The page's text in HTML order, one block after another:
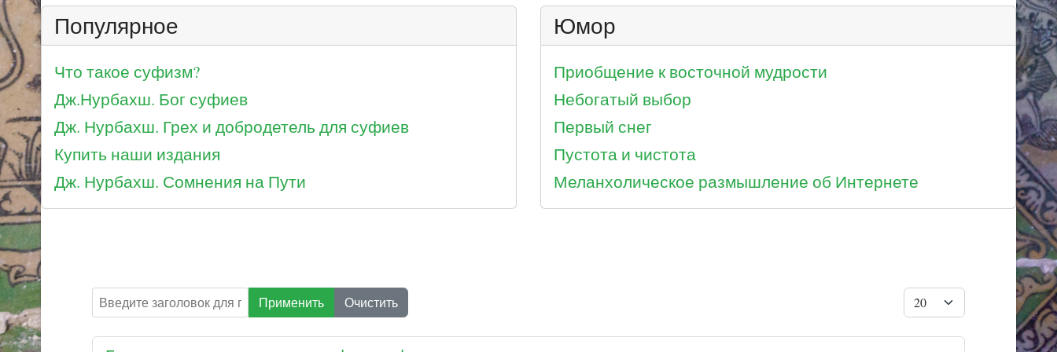
Популярное
Что такое суфизм?
Дж.Нурбахш. Бог суфиев
Дж. Нурбахш. Грех и добродетель для суфиев
Купить наши издания
Дж. Нурбахш. Сомнения на Пути
Юмор
Приобщение к восточной мудрости
Небогатый выбор
Первый снег
Пустота и чистота
Меланхолическое размышление об Интернете
Введите заголовок для поиска...
Применить Очистить Кол-во строк: